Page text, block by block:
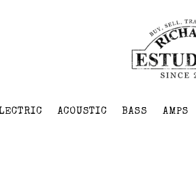
ACOUSTIC BASS AMPS